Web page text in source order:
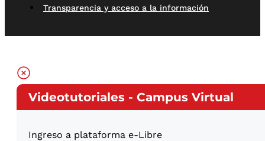
Transparencia y acceso a la información
Videotutoriales - Campus Virtual
Ingreso a plataforma e-Libre